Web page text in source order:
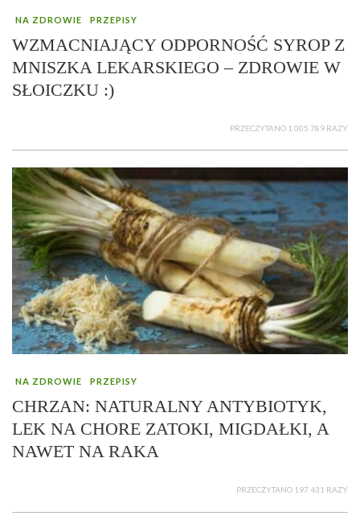
NA ZDROWIE PRZEPISY
WZMACNIAJĄCY ODPORNOŚĆ SYROP Z
MNISZKA LEKARSKIEGO – ZDROWIE W
SŁOICZKU :)
PRZECZYTANO 1 005 789 RAZY
NA ZDROWIE PRZEPISY
CHRZAN: NATURALNY ANTYBIOTYK,
LEK NA CHORE ZATOKI, MIGDAŁKI, A
NAWET NA RAKA
PRZECZYTANO 197 431 RAZY